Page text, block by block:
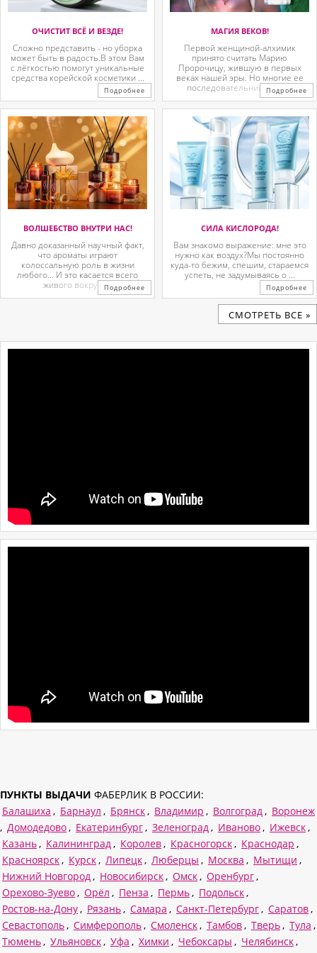
ОЧИСТИТ ВСЁ И ВЕЗДЕ!
Сложно представить - но уборка
может быть в радость.В этом Вам
с лёгкостью помогут уникальные
средства корейской косметики ...
Подробнее
МАГИЯ ВЕКОВ!
Первой женщиной-алхимик
принято считать Марию
Пророчицу, жившую в первых
веках нашей эры. Но многие ее
последовательницы так ...
Подробнее
ВОЛШЕБСТВО ВНУТРИ НАС!
Давно доказанный научный факт,
что ароматы играют
колоссальную роль в жизни
любого… И это касается всего
живого вокруг. ...Подробнее
СИЛА КИСЛОРОДА!
Вам знакомо выражение: мне это
нужно как воздух?Мы постоянно
куда-то бежим, спешим, стараемся
успеть, не задумываясь о ...
Подробнее
CМОТРЕТЬ ВСЕ »
ПУНКТЫ ВЫДАЧИ ФАБЕРЛИК В РОССИИ:
Балашиха , Барнаул , Брянск , Владимир , Волгоград , Воронеж
, Домодедово , Екатеринбург , Зеленоград , Иваново , Ижевск ,
Казань , Калининград , Королев , Красногорск , Краснодар ,
Красноярск , Курск , Липецк , Люберцы , Москва , Мытищи ,
Нижний Новгород , Новосибирск , Омск , Оренбург ,
Орехово-Зуево , Орёл , Пенза , Пермь , Подольск ,
Ростов-на-Дону , Рязань , Самара , Санкт-Петербург , Саратов ,
Севастополь , Симферополь , Смоленск , Тамбов , Тверь , Тула ,
Тюмень , Ульяновск , Уфа , Химки , Чебоксары , Челябинск ,